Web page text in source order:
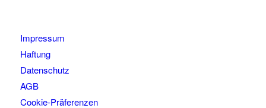
Impressum
Haftung
Datenschutz
AGB
Cookie-Präferenzen